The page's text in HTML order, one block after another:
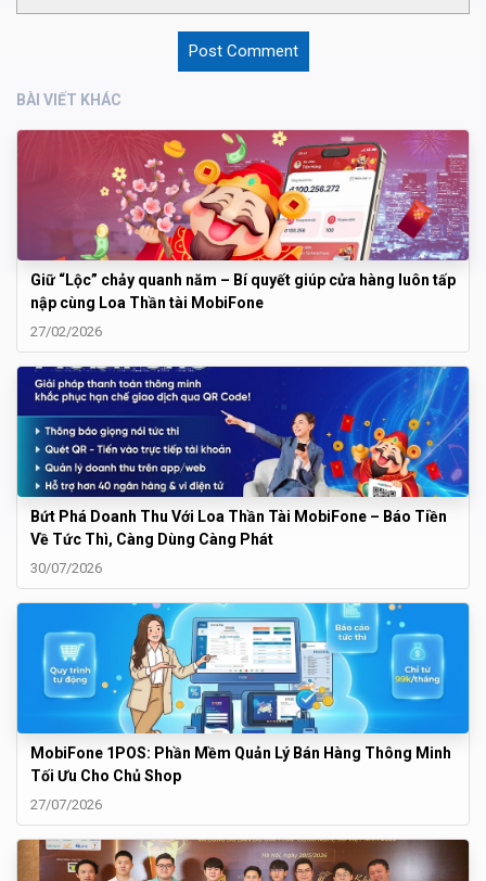
BÀI VIẾT KHÁC
Giữ “Lộc” chảy quanh năm – Bí quyết giúp cửa hàng luôn tấp
nập cùng Loa Thần tài MobiFone
27/02/2026
Bứt Phá Doanh Thu Với Loa Thần Tài MobiFone – Báo Tiền
Về Tức Thì, Càng Dùng Càng Phát
30/07/2026
MobiFone 1POS: Phần Mềm Quản Lý Bán Hàng Thông Minh
Tối Ưu Cho Chủ Shop
27/07/2026